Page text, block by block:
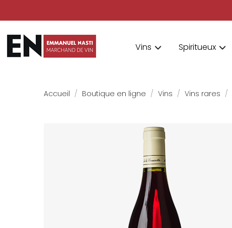
Vins Spiritueux
Accueil Boutique en ligne Vins Vins rares